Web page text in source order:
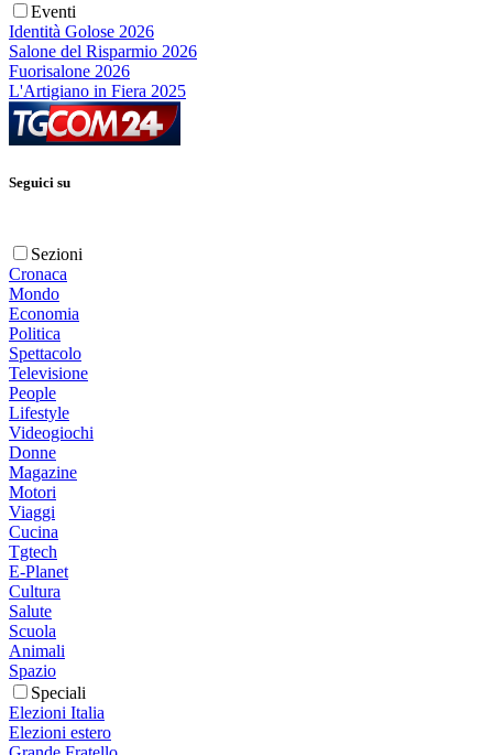
Eventi
Identità Golose 2026
Salone del Risparmio 2026
Fuorisalone 2026
L'Artigiano in Fiera 2025
Seguici su
Sezioni
Cronaca
Mondo
Economia
Politica
Spettacolo
Televisione
People
Lifestyle
Videogiochi
Donne
Magazine
Motori
Viaggi
Cucina
Tgtech
E-Planet
Cultura
Salute
Scuola
Animali
Spazio
Speciali
Elezioni Italia
Elezioni estero